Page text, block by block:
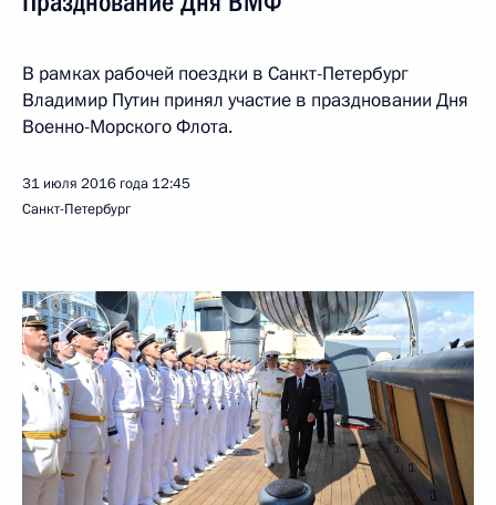
В рамках рабочей поездки в Санкт-Петербург
Владимир Путин принял участие в праздновании Дня
Военно-Морского Флота.
31 июля 2016 года 12:45
Санкт-Петербург